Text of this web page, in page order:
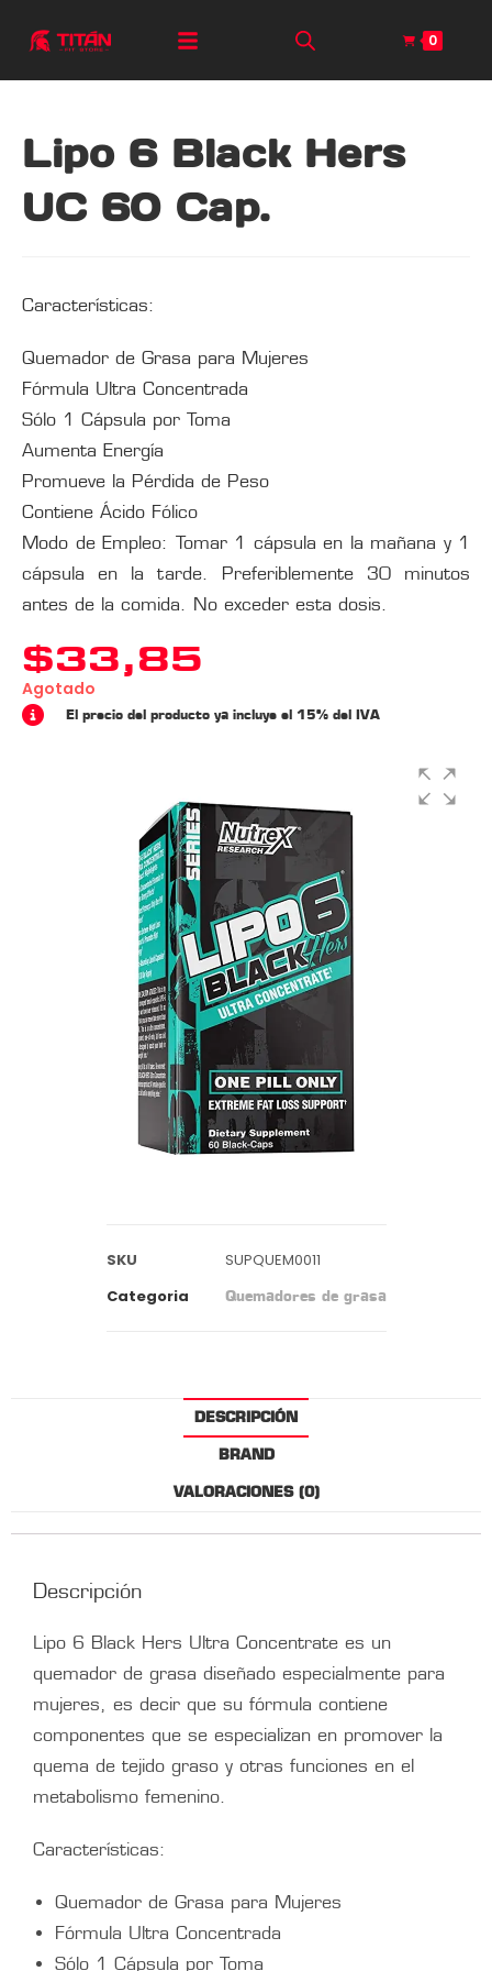
0
Lipo 6 Black Hers
UC 60 Cap.
Características:
Quemador de Grasa para Mujeres
Fórmula Ultra Concentrada
Sólo 1 Cápsula por Toma
Aumenta Energía
Promueve la Pérdida de Peso
Contiene Ácido Fólico
Modo de Empleo: Tomar 1 cápsula en la mañana y 1
cápsula en la tarde. Preferiblemente 30 minutos
antes de la comida. No exceder esta dosis.
$33,85
Agotado
El precio del producto ya incluye el 15% del IVA
SKU
SUPQUEM0011
Categoria
Quemadores de grasa
DESCRIPCIÓN
BRAND
VALORACIONES (0)
Descripción
Lipo 6 Black Hers Ultra Concentrate es un
quemador de grasa diseñado especialmente para
mujeres, es decir que su fórmula contiene
componentes que se especializan en promover la
quema de tejido graso y otras funciones en el
metabolismo femenino.
Características:
Quemador de Grasa para Mujeres
Fórmula Ultra Concentrada
Sólo 1 Cápsula por Toma